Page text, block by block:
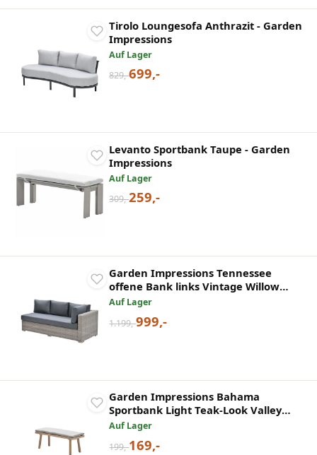
Tirolo Loungesofa Anthrazit - Garden
Impressions
Auf Lager
829,-699,-
Levanto Sportbank Taupe - Garden
Impressions
Auf Lager
309,-259,-
Garden Impressions Tennessee
offene Bank links Vintage Willow
Anthrazit Texfiber
Auf Lager
1.199,-999,-
Garden Impressions Bahama
Sportbank Light Teak-Look Valley
Sand
Auf Lager
199,-169,-